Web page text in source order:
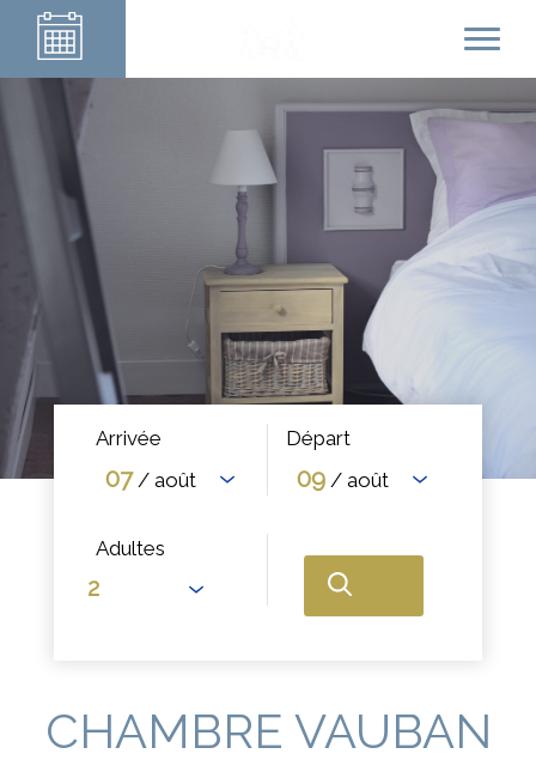
Arrivée
07 / août
Départ
09 / août
Adultes
CHAMBRE VAUBAN